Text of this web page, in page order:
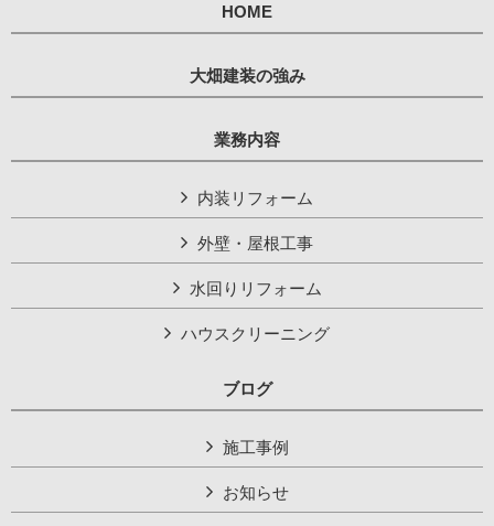
HOME
大畑建装の強み
業務内容
内装リフォーム
外壁・屋根工事
水回りリフォーム
ハウスクリーニング
ブログ
施工事例
お知らせ